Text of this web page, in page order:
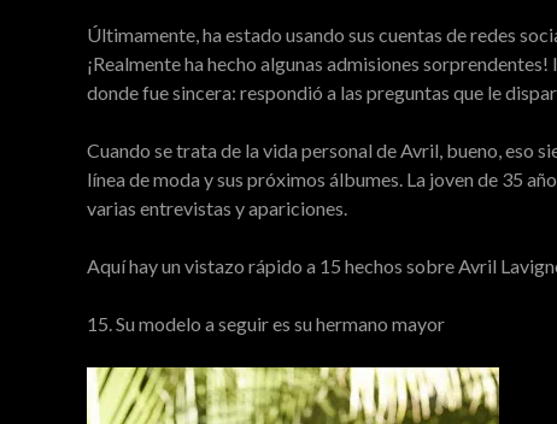
Últimamente, ha estado usando sus cuentas de redes
¡Realmente ha hecho algunas admisiones
donde fue sincera: respondió a las preguntas que le
Cuando se trata de la vida personal de Avril, bueno, eso
línea de moda y sus próximos álbumes. La joven de 35
varias entrevistas y apariciones.
Aquí hay un vistazo rápido a 15 hechos sobre Avril
15. Su modelo a seguir es su hermano mayor